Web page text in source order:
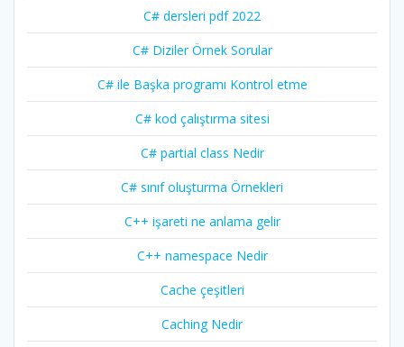
C# dersleri pdf 2022
C# Diziler Örnek Sorular
C# ile Başka programı Kontrol etme
C# kod çalıştırma sitesi
C# partial class Nedir
C# sınıf oluşturma Örnekleri
C++ işareti ne anlama gelir
C++ namespace Nedir
Cache çeşitleri
Caching Nedir